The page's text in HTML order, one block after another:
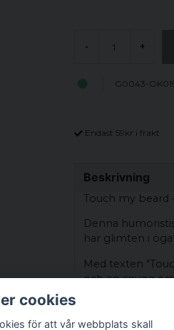
- +
G0043-
Endast 59kr i frakt
Beskrivning
Touch my beard
Denna
har glimten i
Med texten
och en snygg
garanterat drar
skapar en cool
cookies
för att vår webbplats skall